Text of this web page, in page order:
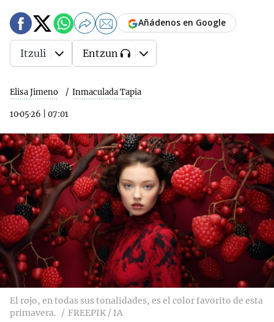
Elisa Jimeno Inmaculada Tapia
10·05·26 07:01
Añádenos en Google
Itzuli Entzun
El rojo, en todas sus tonalidades, es el color favorito de esta
primavera.
FREEPIK / IA